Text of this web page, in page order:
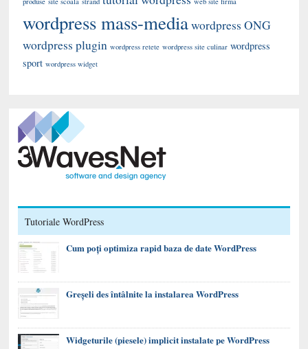
wordpress mass-mediawordpress ONG
wordpress plugin wordpress retete wordpress site culinar wordpress
sport wordpress widget
Tutoriale WordPress
Cum poți optimiza rapid baza de date WordPress
Greșeli des întâlnite la instalarea WordPress
Widgeturile (piesele) implicit instalate pe WordPress